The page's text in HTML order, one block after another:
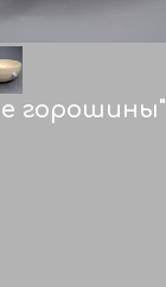
горошины"